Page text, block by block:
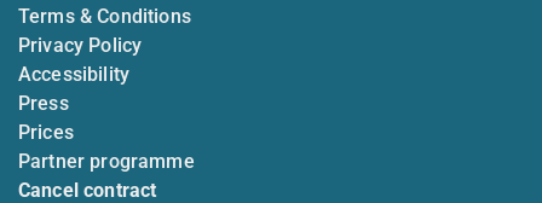
Terms & Conditions
Privacy Policy
Accessibility
Press
Prices
Partner programme
Cancel contract